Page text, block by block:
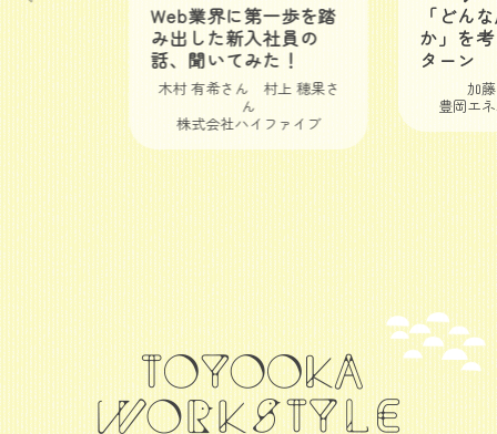
Web業界に第一歩を踏
み出した新入社員の
話、聞いてみた！
木村 有希さん 村上 穂果さ
ん
株式会社ハイファイブ
「どん
か」を
ターン
加
豊岡エ